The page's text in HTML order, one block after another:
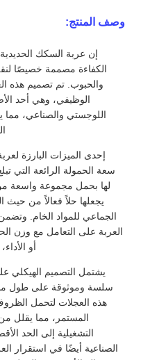
وصف المنتج:
إن عربة السكك
الكفاءة مصممة خصيصًا
والحبوب. تم تصميم هذه
الوظيفي، وهي أحد
اللوجستي والصناعي،
إحدى الميزات البارزة
لها بحمل مجموعة واسعة من
يجعلها حلاً فعالاً من حيث
العربة على التعامل مع وزن
أو
يشتمل التصميم الهيكلي
سلسة وموثوقة على طول
هذه العجلات لتحمل
المستمر، مما يقلل من
التشغيلية إلى الحد
الصناعية أيضًا في استقرار